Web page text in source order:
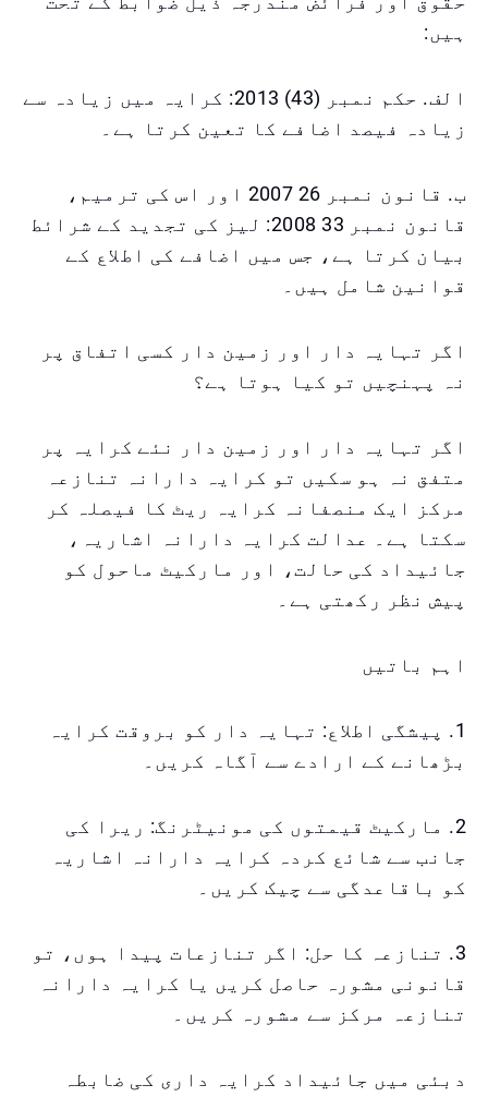
ہیں:
الف. حکم نمبر (43) 2013: کرایہ میں زیادہ سے
زیادہ فیصد اضافے کا تعین کرتا ہے۔
ب. قانون نمبر 26 2007 اور اس کی ترمیم،
قانون نمبر 33 2008: لیز کی تجدید کے شرائط
بیان کرتا ہے، جس میں اضافے کی اطلاع کے
قوانین شامل ہیں۔
اگر تہایہ دار اور زمین دار کسی اتفاق پر
نہ پہنچیں تو کیا ہوتا ہے؟
اگر تہایہ دار اور زمین دار نئے کرایہ پر
متفق نہ ہو سکیں تو کرایہ دارانہ تنازعہ
مرکز ایک منصفانہ کرایہ ریٹ کا فیصلہ کر
سکتا ہے۔ عدالت کرایہ دارانہ اشاریہ،
جائیداد کی حالت، اور مارکیٹ ماحول کو
پیش نظر رکھتی ہے۔
اہم باتیں
1. پیشگی اطلاع: تہایہ دار کو بروقت کرایہ
بڑھانے کے ارادے سے آگاہ کریں۔
2. مارکیٹ قیمتوں کی مونیٹرنگ: ریرا کی
جانب سے شائع کردہ کرایہ دارانہ اشاریہ
کو باقاعدگی سے چیک کریں۔
3. تنازعہ کا حل: اگر تنازعات پیدا ہوں، تو
قانونی مشورہ حاصل کریں یا کرایہ دارانہ
تنازعہ مرکز سے مشورہ کریں۔
دبئی میں جائیداد کرایہ داری کی ضابطہ